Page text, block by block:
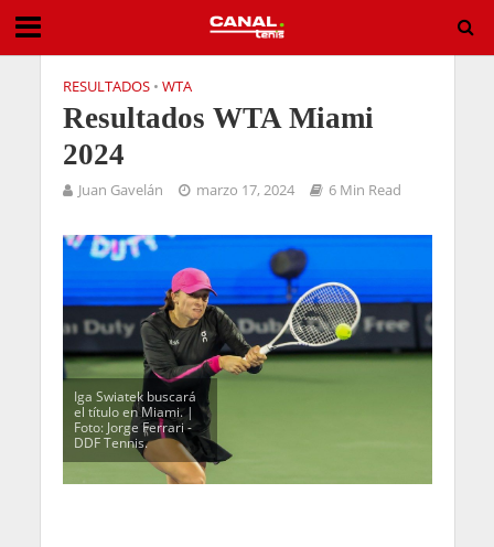
RESULTADOS • WTA
Resultados WTA Miami
2024
Juan Gavelán marzo 17, 2024 6 Min Read
Iga Swiatek buscará
el título en Miami. |
Foto: Jorge Ferrari -
DDF Tennis.